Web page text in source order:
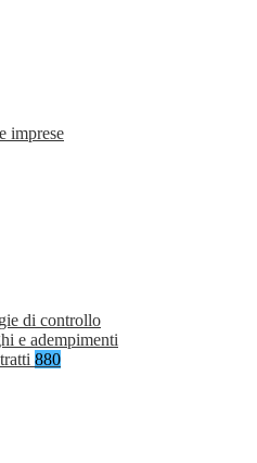
imprese
di controllo
e adempimenti
880